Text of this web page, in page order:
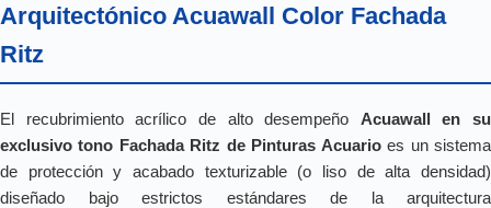
Arquitectónico Acuawall Color Fachada
Ritz
El recubrimiento acrílico de alto desempeño Acuawall en su
exclusivo tono Fachada Ritz de Pinturas Acuarioes un sistema
de protección y acabado texturizable (o liso de alta densidad)
diseñado bajo estrictos estándares de la arquitectura